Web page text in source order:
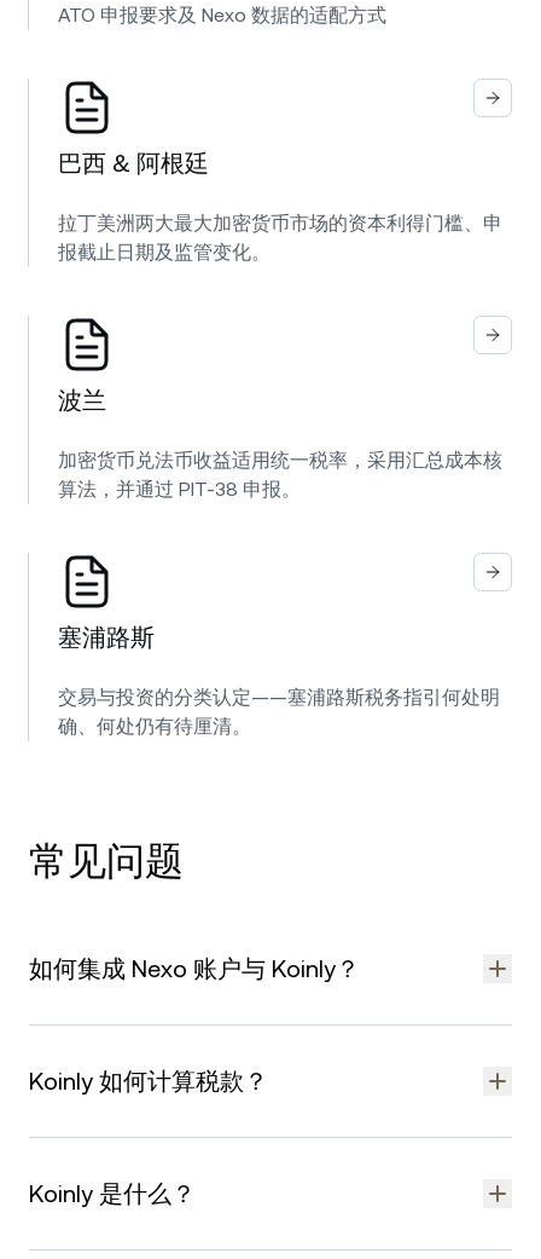
ATO 申报要求及 Nexo 数据的适配方式
巴西 & 阿根廷
拉丁美洲两大最大加密货币市场的资本利得门槛、申
报截止日期及监管变化。
波兰
加密货币兑法币收益适用统一税率，采用汇总成本核
算法，并通过 PIT-38 申报。
塞浦路斯
交易与投资的分类认定——塞浦路斯税务指引何处明
确、何处仍有待厘清。
常见问题
如何集成 Nexo 账户与 Koinly？
用 Koinly* 设置 Nexo 税务报告，以下任一方法均可：
手动上传：下载 Nexo 交易 CSV 文件并上传至 Koinly。
如需详细的集成设置指南，请访问
Koinly 如何计算税款？
Koinly 分析用户交易记录，确定资产的成本基础，并对应税事件
收益、损失和收入。
Koinly 是什么？
Koinly 是一款领先的加密货币税务软件。该软件能帮助投资者轻